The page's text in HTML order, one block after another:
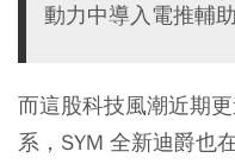
動力中導入電推輔助
而這股科技風潮近期
系，SYM 全新迪爵也